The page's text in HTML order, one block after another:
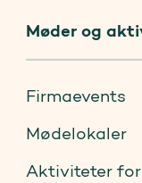
Møder og
Firmaevents
Mødelokaler
Aktiviteter